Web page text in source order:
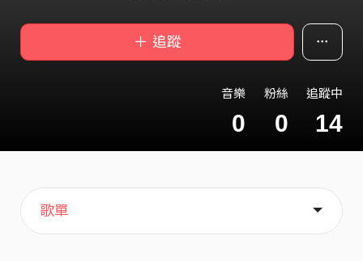
＋ 追蹤
音樂
0
粉絲
0
追蹤中
14
主頁
歌單
喜歡
關於